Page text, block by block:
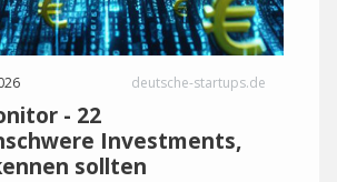
deutsche-startups.de
- 22
Investments,
sollten